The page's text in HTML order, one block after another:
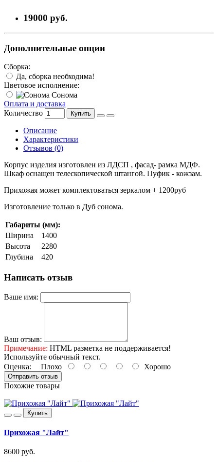
19000 руб.
Дополнительные опции
Сборка:
Да, сборка необходима!
Цветовое исполнение:
Сонома
Оплата и доставка
Количество
Купить
Описание
Характеристики
Отзывов (0)
Корпус изделия изготовлен из ЛДСП , фасад- рамка МДФ.
Шкаф оснащен телескопической штангой. Пуфик - кожзам.
Прихожая может комплектоваться зеркалом + 1200руб
Изготовление только в Дуб сонома.
Габариты (мм):
Ширина
1400
Высота
2280
Глубина
420
Написать отзыв
Ваше имя:
Ваш отзыв:
Примечание: HTML разметка не поддерживается!
Используйте обычный текст.
Оценка: Плохо Хорошо
Отправить отзыв
Похожие товары
Купить
Прихожая "Лайт"
8600 руб.